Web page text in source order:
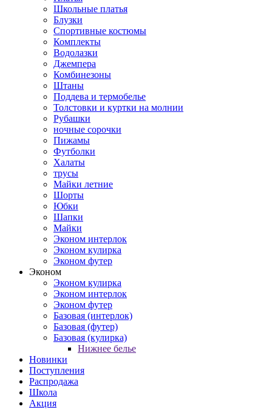
Школьные платья
Блузки
Спортивные костюмы
Комплекты
Водолазки
Джемпера
Комбинезоны
Штаны
Поддева и термобелье
Толстовки и куртки на молнии
Рубашки
ночные сорочки
Пижамы
Футболки
Халаты
трусы
Майки летние
Шорты
Юбки
Шапки
Майки
Эконом интерлок
Эконом кулирка
Эконом футер
Эконом
Эконом кулирка
Эконом интерлок
Эконом футер
Базовая (интерлок)
Базовая (футер)
Базовая (кулирка)
Нижнее белье
Новинки
Поступления
Распродажа
Школа
Акция